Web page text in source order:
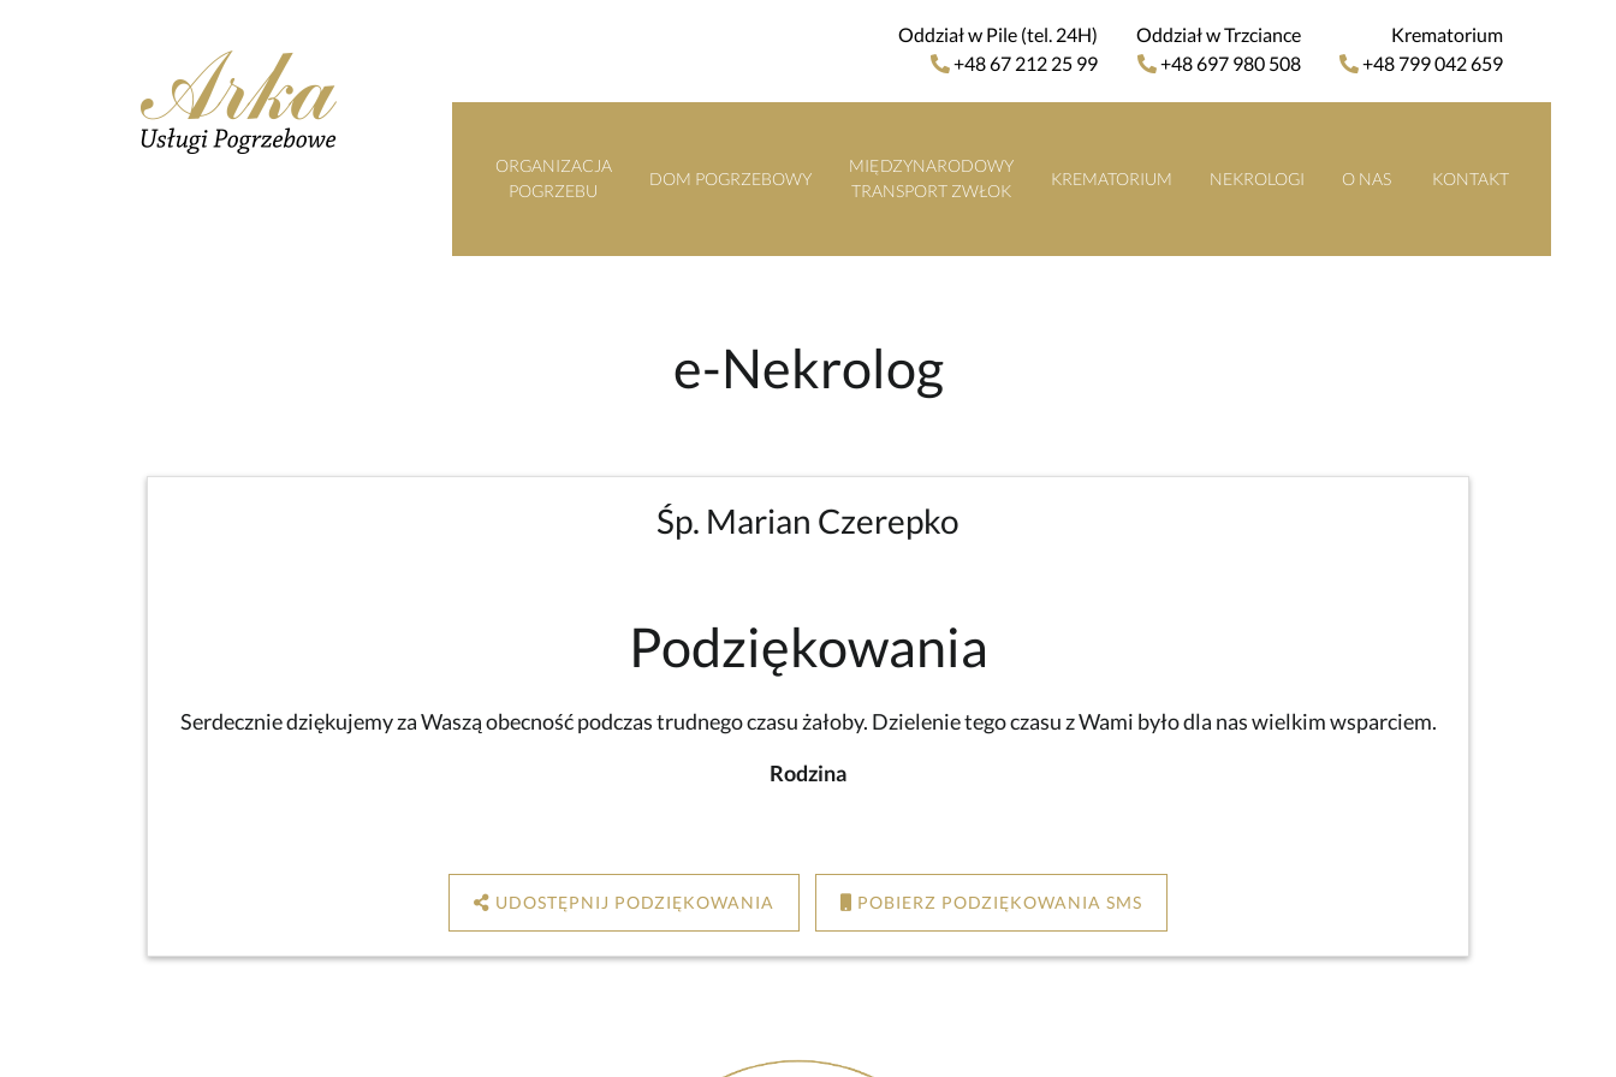
Oddział w Pile (tel. 24H)
+48 67 212 25 99
Oddział w Trzciance
+48 697 980 508
Krematorium
+48 799 042 659
ORGANIZACJA
POGRZEBU
DOM POGRZEBOWY
MIĘDZYNARODOWY
TRANSPORT ZWŁOK
KREMATORIUM NEKROLOGI O NAS KONTAKT
e-Nekrolog
Śp. Marian Czerepko
Podziękowania
Serdecznie dziękujemy za Waszą obecność podczas trudnego czasu żałoby. Dzielenie tego czasu z Wami było dla nas wielkim wsparciem.
Rodzina
UDOSTĘPNIJ PODZIĘKOWANIA POBIERZ PODZIĘKOWANIA SMS